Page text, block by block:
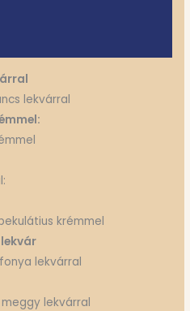
lekvárral
krémmel
lekvárral
lekvárral